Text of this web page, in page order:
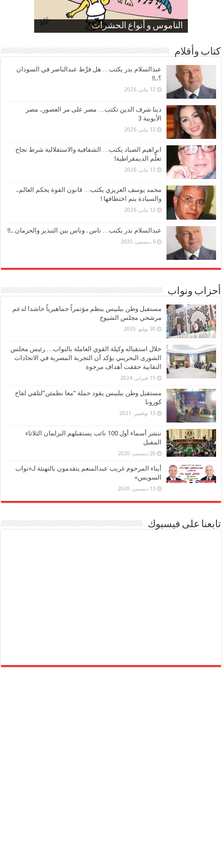
الناموس و أنواع الحشرات
الموظفين بعد ارتفاع الأسعار
ارتفاع نسبة الطلاق في مصر
صورة كاركاتيرية
صورة كاركاتيرية
كتاب وأقلام
عبدالسلام بدر يكتب… هل فرَّط عبدالناصر في السودان
؟..!!
12 يناير، 2026
دينا شرف الدين تكتب… مصر على مر العصور.. مصر
الأيوبية 3
12 يناير، 2026
ابراهيم الصياد يكتب… الشفافية والاستقلالية شرط نجاح
تعلُّم الديمقراطية!
12 يناير، 2026
محمد يوسف العزيزي يكتب… قانون القوة يحكم العالم..
والسيادة يتم اختطافها !
12 يناير، 2026
عبدالسلام بدر يكتب… ناس . وناس بين التبذير والحرمان ..!!
6 ديسمبر، 2025
أحزاب ونواب
مستقبل وطن ببلبيس ينظم مؤتمراً جماهيرياً حاشدا لدعم
مرشحي مجلس الشيوخ
30 يوليو، 2025
خلال استقباله وكيلة القوي العاملة بالنواب… رئيس مجلس
الشورى البحريني يؤكد أن التجربة المصرية في الاتحادات
النقابية حققت أهداف مرجوة
15 فبراير، 2024
مستقبل وطن ببلبيس يقود حملة “معا نطمئن”لتلقي لقاح
كورونا
13 نوفمبر، 2021
ننشر أسماء أول 100 نائب يستقبلهم البرلمان الثلاثاء
المقبل
20 ديسمبر، 2020
أبناء المرحوم غريب عبدالمنعم يتقدمون بالتهنئة لـ«نواب
السويس»
13 ديسمبر، 2020
تابعنا على فيسبوك